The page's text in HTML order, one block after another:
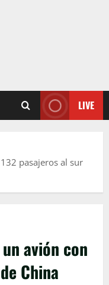
LIVE
pasajeros al sur
avión con
China